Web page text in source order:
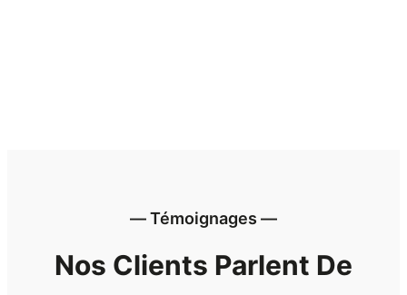
― Témoignages ―
Nos Clients Parlent De